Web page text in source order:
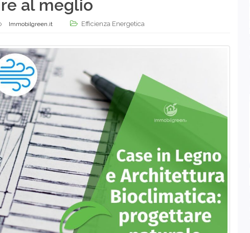
al meglio
Immobilgreen.it Efficienza Energetica